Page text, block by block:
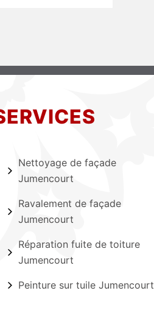
Nettoyage de façade
Jumencourt
Ravalement de façade
Jumencourt
Réparation fuite de toiture
Jumencourt
Peinture sur tuile Jumencourt